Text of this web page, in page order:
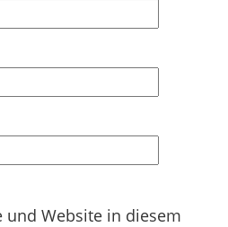
und Website in diesem